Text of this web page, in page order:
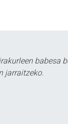
babesa
jarraitzeko.